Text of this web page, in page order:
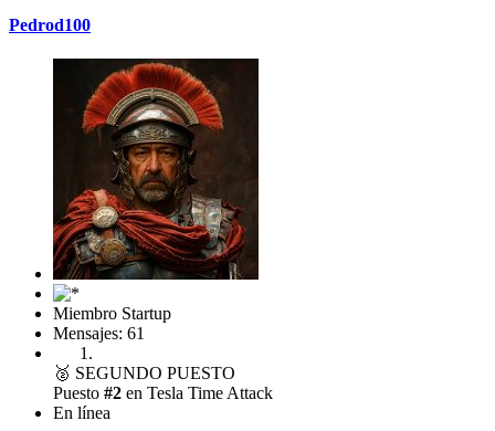
Pedrod100
Miembro Startup
Mensajes: 61
🥈 SEGUNDO PUESTO
Puesto #2 en Tesla Time Attack
En línea